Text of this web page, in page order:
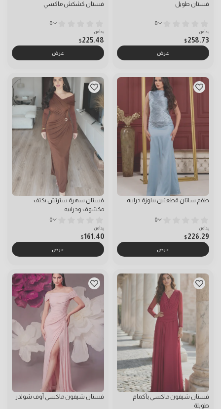
فستان طويل
0
يبدأ من
258.73
$
عرض
فستان كشكش ماكسي
0
يبدأ من
225.48
$
عرض
طقم ساتان قطعتين ببلوزة درابيه
0
يبدأ من
226.29
$
عرض
فستان سهرة سترتش بكتف
مكشوف ودرابيه
0
يبدأ من
161.40
$
عرض
فستان شيفون ماكسي بأكمام
طويلة
فستان شيفون ماكسي أوف شولدر